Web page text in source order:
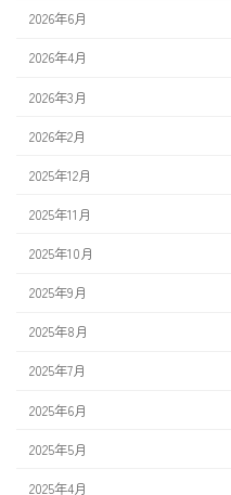
2026年6月
2026年4月
2026年3月
2026年2月
2025年12月
2025年11月
2025年10月
2025年9月
2025年8月
2025年7月
2025年6月
2025年5月
2025年4月